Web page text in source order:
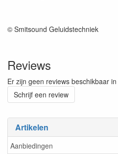
Artikelen
Aanbiedingen
© Smitsound Geluidstechniek
Reviews
Er zijn geen reviews beschikbaar
Schrijf een review